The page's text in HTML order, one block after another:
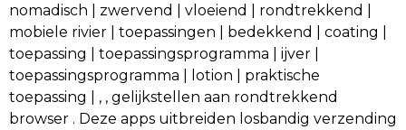
nomadisch | zwervend | vloeiend | rondtrekkend |
mobiele rivier | toepassingen | bedekkend | coating |
toepassing | toepassingsprogramma | ijver |
toepassingsprogramma | lotion | praktische
toepassing | , , gelijkstellen aan rondtrekkend
browser . Deze apps uitbreiden losbandig verzending